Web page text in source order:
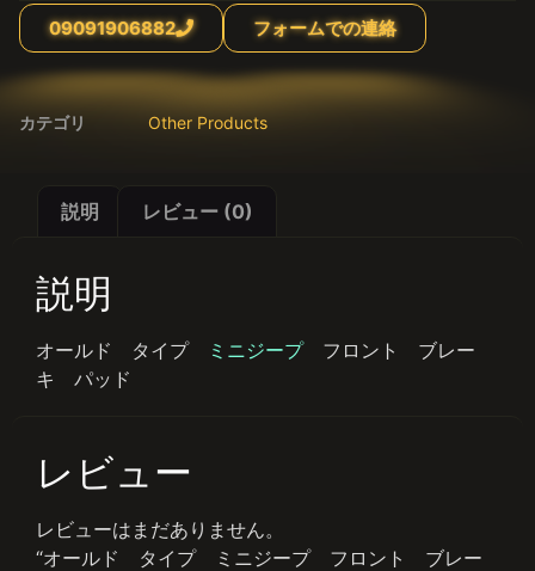
09091906882 フォームでの連絡
カテゴリ Other Products
説明 レビュー (0)
説明
オールド タイプ ミニジープフロント ブレー
キ パッド
レビュー
レビューはまだありません。
“オールド タイプ ミニジープ フロント ブレー